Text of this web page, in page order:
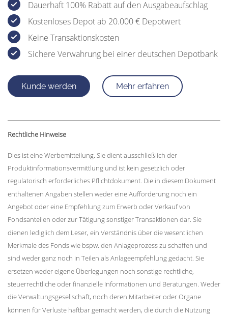
Dauerhaft 100% Rabatt auf den Ausgabeaufschlag
Kostenloses Depot ab 20.000 € Depotwert
Keine Transaktionskosten
Sichere Verwahrung bei einer deutschen Depotbank
Kunde werden Mehr erfahren
Rechtliche Hinweise
Dies ist eine Werbemitteilung. Sie dient ausschließlich der
Produktinformationsvermittlung und ist kein gesetzlich oder
regulatorisch erforderliches Pflichtdokument. Die in diesem Dokument
enthaltenen Angaben stellen weder eine Aufforderung noch ein
Angebot oder eine Empfehlung zum Erwerb oder Verkauf von
Fondsanteilen oder zur Tätigung sonstiger Transaktionen dar. Sie
dienen lediglich dem Leser, ein Verständnis über die wesentlichen
Merkmale des Fonds wie bspw. den Anlageprozess zu schaffen und
sind weder ganz noch in Teilen als Anlageempfehlung gedacht. Sie
ersetzen weder eigene Überlegungen noch sonstige rechtliche,
steuerrechtliche oder finanzielle Informationen und Beratungen. Weder
die Verwaltungsgesellschaft, noch deren Mitarbeiter oder Organe
können für Verluste haftbar gemacht werden, die durch die Nutzung